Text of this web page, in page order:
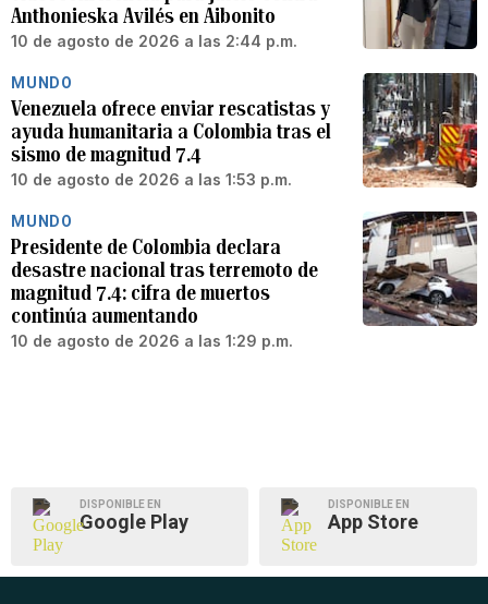
Anthonieska Avilés en Aibonito
10 de agosto de 2026 a las 2:44 p.m.
MUNDO
Venezuela ofrece enviar rescatistas y
ayuda humanitaria a Colombia tras el
sismo de magnitud 7.4
10 de agosto de 2026 a las 1:53 p.m.
MUNDO
Presidente de Colombia declara
desastre nacional tras terremoto de
magnitud 7.4: cifra de muertos
continúa aumentando
10 de agosto de 2026 a las 1:29 p.m.
DISPONIBLE EN
Google Play
DISPONIBLE EN
App Store